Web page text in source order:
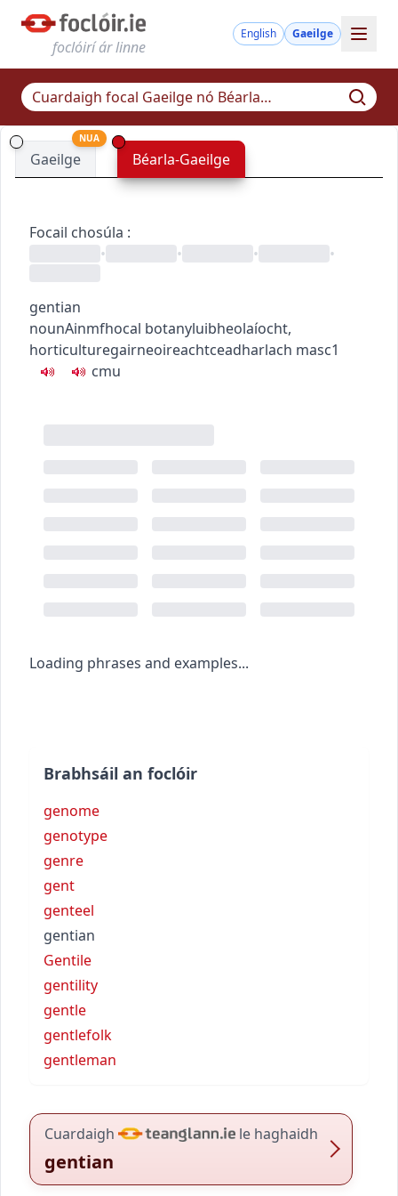
foclóirí ár linne
English Gaeilge
Gaeilge
NUA
Béarla-Gaeilge
Focail chosúla :
•
• • •
gentian
nounAinmfhocal botanyluibheolaíocht,
horticulturegairneoireachtceadharlach masc1
cmu
Loading phrases and examples...
Brabhsáil an foclóir
genome
genotype
genre
gent
genteel
gentian
Gentile
gentility
gentle
gentlefolk
gentleman
Cuardaigh le haghaidh
gentian